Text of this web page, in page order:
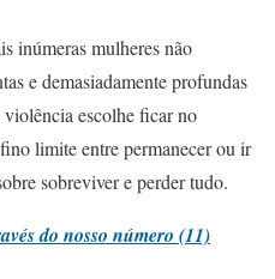
inúmeras mulheres não
e demasiadamente profundas
violência escolhe ficar no
limite entre permanecer ou ir
sobreviver e perder tudo.
do nosso número (11)